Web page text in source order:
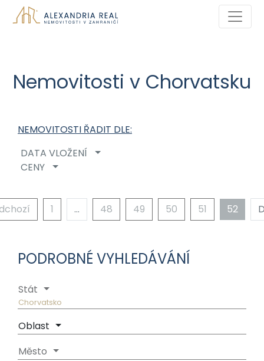
Nemovitosti v Chorvatsku
NEMOVITOSTI ŘADIT DLE:
DATA VLOŽENÍ
CENY
1 … 48 49 50 51 52
PODROBNÉ VYHLEDÁVÁNÍ
Stát
Chorvatsko
Oblast
Město